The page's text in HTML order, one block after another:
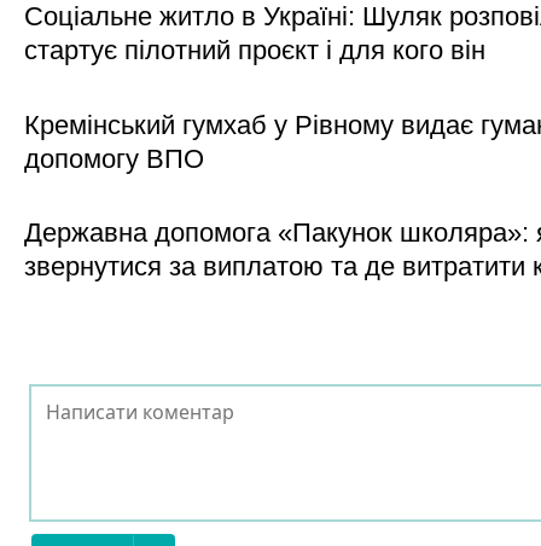
Соціальне житло в Україні: Шуляк
стартує пілотний проєкт і для кого він
Кремінський гумхаб у Рівному видає
допомогу ВПО
Державна допомога «Пакунок школяра»:
звернутися за виплатою та де витратити